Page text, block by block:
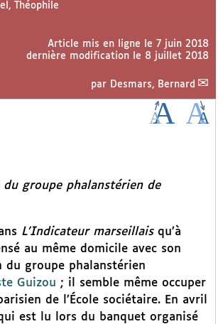
Théophile
Article mis en ligne le 7 juin 2018
dernière modification le 8 juillet 2018
par Desmars, Bernard
groupe phalanstérien de
L’Indicateur marseillais qu’à
au même domicile avec son
groupe phalanstérien
Guizou ; il semble même occuper
de l’École sociétaire. En avril
est lu lors du banquet organisé